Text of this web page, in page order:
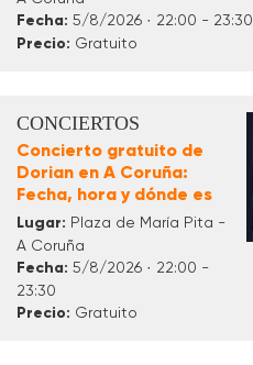
Fecha: 5/8/2026 · 22:00 - 23:30
Precio: Gratuito
CONCIERTOS
Concierto gratuito de
Dorian en A Coruña:
Fecha, hora y dónde es
Lugar: Plaza de María Pita -
A Coruña
Fecha: 5/8/2026 · 22:00 -
23:30
Precio: Gratuito